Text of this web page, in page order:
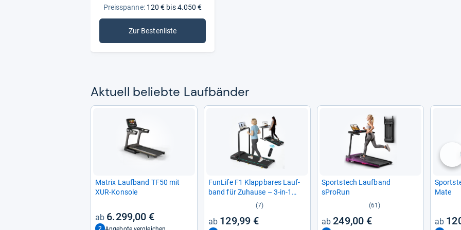
Preisspanne:120 € bis 4.050 €
Zur Bestenliste
: Laufbänder
Aktu­ell beliebte Lauf­bän­der
Matrix Lauf­band TF50 mit
XUR-​Kon­sole
6.299,00 €
2
Fun­Life F1 Klapp­ba­res Lauf­
band für Zuhause – 3-​in-​1
Mini Lauf­band mit Hal­te­griff
(7)
129,99 €
Sport­stech Lauf­band
sProRun
(61)
249,00 €
Mate